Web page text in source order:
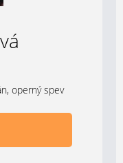
operný spev